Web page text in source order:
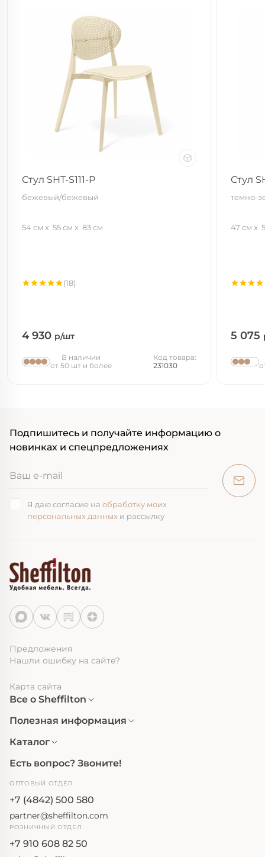
Стул SHT-S111-P
бежевый/бежевый
54 см 55 см 83 см
4 930 р/шт
(18)
В наличии
от 50 шт и более
Код товара:
231030
Стул
темно-
47 см
5 075
Подпишитесь и получайте информацию о
новинках и спецпредложениях
Я даю согласие на обработку моих
персональных данных и рассылку
Предложения
Нашли ошибку на сайте?
Карта сайта
Все о Sheffilton
Полезная информация
Каталог
Есть вопрос? Звоните!
ОПТОВЫЙ ОТДЕЛ
+7 (4842) 500 580
partner@sheffilton.com
РОЗНИЧНЫЙ ОТДЕЛ
+7 910 608 82 50